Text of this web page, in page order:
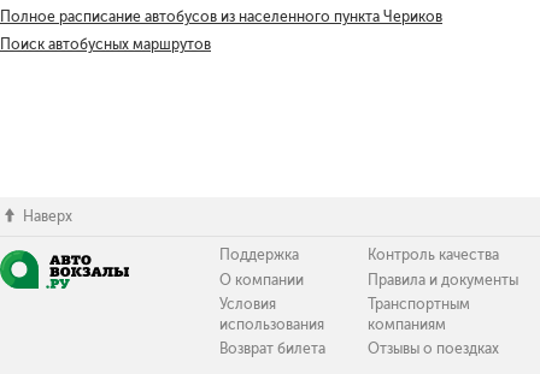
Полное расписание автобусов из населенного пункта Чериков
Поиск автобусных маршрутов
Наверх
Поддержка
О компании
Условия
использования
Возврат билета
Контроль качества
Правила и документы
Транспортным
компаниям
Отзывы о поездках